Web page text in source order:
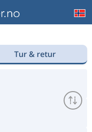
Tur & retur